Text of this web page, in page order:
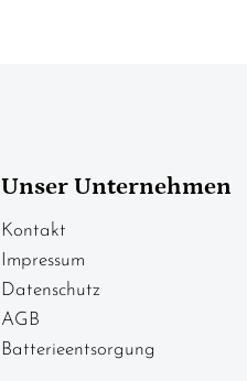
Unser Unternehmen
Kontakt
Impressum
Datenschutz
AGB
Batterieentsorgung